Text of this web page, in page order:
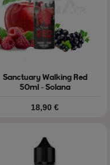
Sanctuary Walking Red
50ml - Solana
Prix
18,90 €